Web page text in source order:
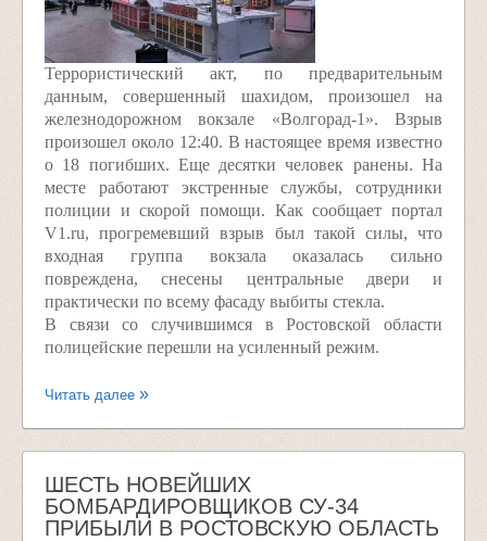
Террористический акт, по предварительным
данным, совершенный шахидом, произошел на
железнодорожном вокзале «Волгорад-1». Взрыв
произошел около 12:40. В настоящее время известно
о 18 погибших. Еще десятки человек ранены. На
месте работают экстренные службы, сотрудники
полиции и скорой помощи. Как сообщает портал
V1.ru, прогремевший взрыв был такой силы, что
входная группа вокзала оказалась сильно
повреждена, снесены центральные двери и
практически по всему фасаду выбиты стекла.
В связи со случившимся в Ростовской области
полицейские перешли на усиленный режим.
Читать далее
ШЕСТЬ НОВЕЙШИХ
БОМБАРДИРОВЩИКОВ СУ-34
ПРИБЫЛИ В РОСТОВСКУЮ ОБЛАСТЬ